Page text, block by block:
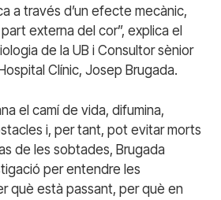
a través d’un efecte mecànic,
externa del cor”, explica el
de la UB i Consultor sènior
Clínic, Josep Brugada.
el camí de vida, difumina,
i, per tant, pot evitar morts
de les sobtades, Brugada
per entendre les
què està passant, per què en